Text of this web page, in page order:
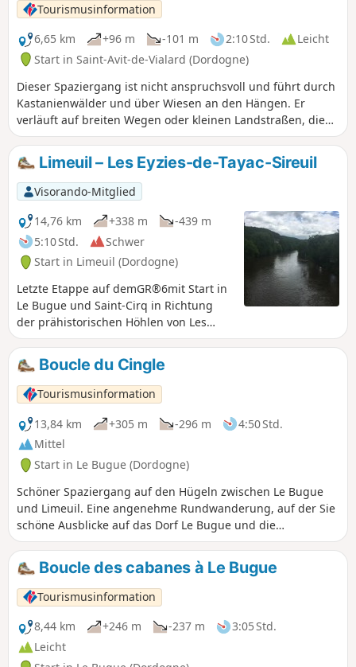
Tourismusinformation
6,65 km
+96 m -101 m 2:10 Std.
Leicht
Start in Saint-Avit-de-Vialard (Dordogne)
Dieser Spaziergang ist nicht anspruchsvoll und führt durch
Kastanienwälder und über Wiesen an den Hängen. Er
verläuft auf breiten Wegen oder kleinen Landstraßen, die
abwechselnd schattige und sonnige Abschnitte bieten.
Limeuil – Les Eyzies-de-Tayac-Sireuil
Visorando-Mitglied
14,76 km
+338 m
-439 m
5:10 Std.
Schwer
Start in Limeuil (Dordogne)
Letzte Etappe auf demGR®6mit Start in
Le Bugue und Saint-Cirq in Richtung
der prähistorischen Höhlen von Les
Eyzies, auf der Entdeckung herrlicher
Aussichtspunkte und grüner Wälder.
Boucle du Cingle
Tourismusinformation
13,84 km
+305 m -296 m
4:50 Std.
Mittel
Start in Le Bugue (Dordogne)
Schöner Spaziergang auf den Hügeln zwischen Le Bugue
und Limeuil. Eine angenehme Rundwanderung, auf der Sie
schöne Ausblicke auf das Dorf Le Bugue und die
umliegende Landschaft genießen können.
Boucle des cabanes à Le Bugue
Tourismusinformation
8,44 km
+246 m -237 m
3:05 Std.
Leicht